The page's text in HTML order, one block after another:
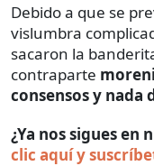
Debido a que se
vislumbra
sacaron la
contraparte
consensos y nada
¿Ya nos sigues en
clic aquí y